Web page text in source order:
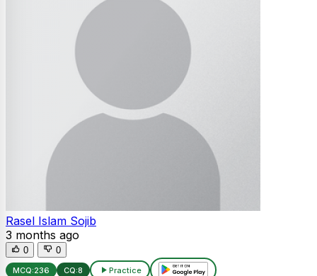
Rasel Islam Sojib
3 months ago
0 0
MCQ:236 CQ:8 Practice